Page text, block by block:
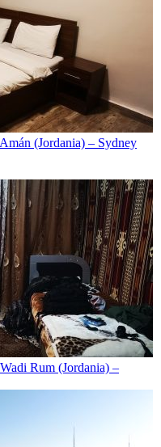
(Jordania) – Sydney
Rum (Jordania) –